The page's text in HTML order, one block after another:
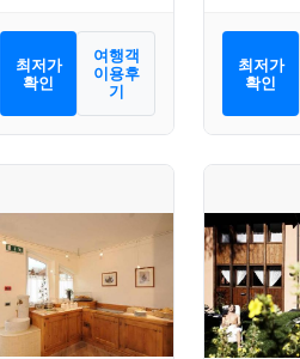
최저가
확인
여행객
이용후
기
최저가
확인